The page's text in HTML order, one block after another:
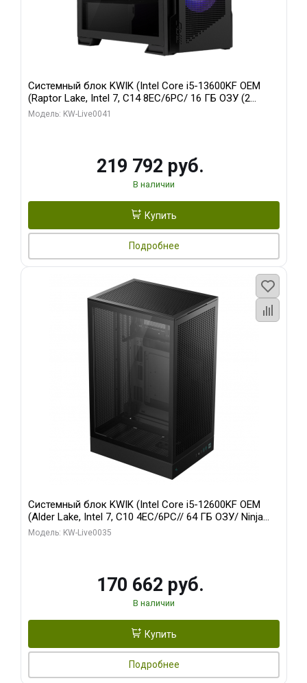
Системный блок KWIK (Intel Core i5-13600KF OEM
(Raptor Lake, Intel 7, C14 8EC/6PC/ 16 ГБ ОЗУ (2
модуля)/ Palit RTX5080 GAMINGPRO OC 16GB GDDR7
Модель: KW-Live0041
219 792 руб.
В наличии
Купить
Подробнее
Системный блок KWIK (Intel Core i5-12600KF OEM
(Alder Lake, Intel 7, C10 4EC/6PC// 64 ГБ ОЗУ/ Ninja
Sinotex GTX1650 4GB 128bit GDDR6 DVI DP HDMI 2/
Модель: KW-Live0035
170 662 руб.
В наличии
Купить
Подробнее